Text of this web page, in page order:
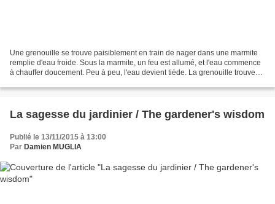
Une grenouille se trouve paisiblement en train de nager dans une marmite
remplie d'eau froide. Sous la marmite, un feu est allumé, et l'eau commence
à chauffer doucement. Peu à peu, l'eau devient tiède. La grenouille trouve
La sagesse du jardinier / The gardener's wisdom
Publié le 13/11/2015 à 13:00
Par Damien MUGLIA